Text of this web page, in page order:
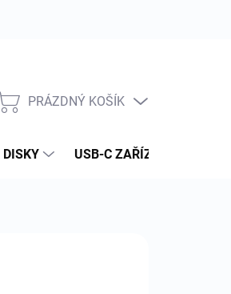
NÁKUPNÍ
PRÁZDNÝ KOŠÍK
DISKY USB-C ZAŘÍZENÍ